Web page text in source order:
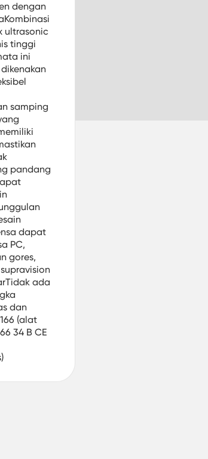
dengan
ultrasonic
tinggi
ini
samping
pandang
dapat
PC,
gores,
ada
dan
(alat
34 B CE